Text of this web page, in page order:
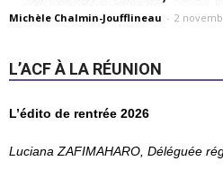
Michèle Chalmin-Joufflineau - 2
L’ACF À LA RÉUNION
L’édito de rentrée 2026
Luciana ZAFIMAHARO, Déléguée